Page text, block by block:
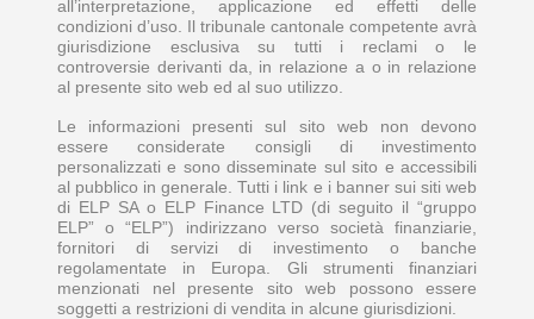
all’interpretazione, applicazione ed effetti delle
condizioni d’uso. Il tribunale cantonale competente avrà
giurisdizione esclusiva su tutti i reclami o le
controversie derivanti da, in relazione a o in relazione
al presente sito web ed al suo utilizzo.
Le informazioni presenti sul sito web non devono
essere considerate consigli di investimento
personalizzati e sono disseminate sul sito e accessibili
al pubblico in generale. Tutti i link e i banner sui siti web
di ELP SA o ELP Finance LTD (di seguito il “gruppo
ELP” o “ELP”) indirizzano verso società finanziarie,
fornitori di servizi di investimento o banche
regolamentate in Europa. Gli strumenti finanziari
menzionati nel presente sito web possono essere
soggetti a restrizioni di vendita in alcune giurisdizioni.